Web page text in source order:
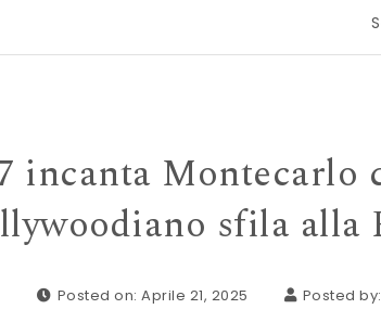
Samuele Rizzuto:
Montecarlo
sfila alla
Posted on: Aprile 21, 2025 Posted